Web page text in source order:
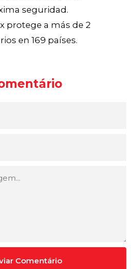
seguridad.
protege a más de 2
en 169 países.